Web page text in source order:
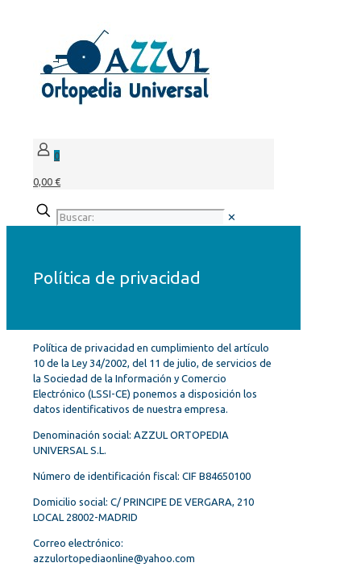
0
0,00 €
✕
Política de privacidad
Política de privacidad en cumplimiento del artículo
10 de la Ley 34/2002, del 11 de julio, de servicios de
la Sociedad de la Información y Comercio
Electrónico (LSSI-CE) ponemos a disposición los
datos identificativos de nuestra empresa.
Denominación social: AZZUL ORTOPEDIA
UNIVERSAL S.L.
Número de identificación fiscal: CIF B84650100
Domicilio social: C/ PRINCIPE DE VERGARA, 210
LOCAL 28002-MADRID
Correo electrónico:
azzulortopediaonline@yahoo.com